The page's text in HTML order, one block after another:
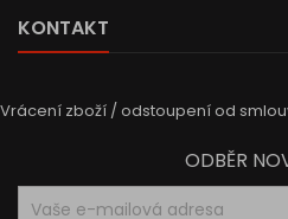
KONTAKT
Vrácení zboží / odstoupení od
ODBĚR